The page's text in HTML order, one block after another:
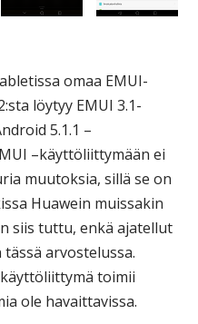
omaa EMUI-
löytyy EMUI 3.1-
5.1.1 –
–käyttöliittymään ei
muutoksia, sillä se on
Huawein muissakin
siis tuttu, enkä ajatellut
arvostelussa.
toimii
ole havaittavissa.